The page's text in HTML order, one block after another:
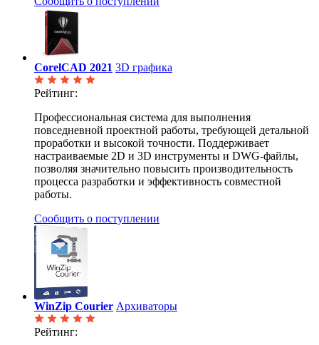
CorelCAD 2021 3D графика
Рейтинг:
Профессиональная система для выполнения
повседневной проектной работы, требующей детальной
проработки и высокой точности. Поддерживает
настраиваемые 2D и 3D инструменты и DWG-файлы,
позволяя значительно повысить производительность
процесса разработки и эффективность совместной
работы.
Сообщить о поступлении
WinZip Courier Архиваторы
Рейтинг: